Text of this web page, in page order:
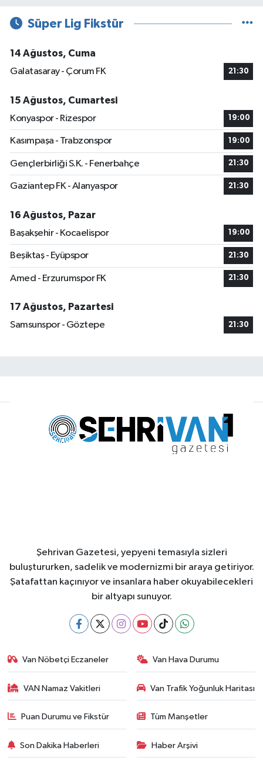
Süper Lig Fikstür
14 Ağustos, Cuma
Galatasaray - Çorum FK
21:30
15 Ağustos, Cumartesi
Konyaspor - Rizespor
19:00
Kasımpaşa - Trabzonspor 19:00
Gençlerbirliği S.K. - Fenerbahçe 21:30
Gaziantep FK - Alanyaspor 21:30
16 Ağustos, Pazar
Başakşehir - Kocaelispor
19:00
Beşiktaş - Eyüpspor 21:30
Amed - Erzurumspor FK 21:30
17 Ağustos, Pazartesi
Samsunspor - Göztepe
21:30
Şehrivan Gazetesi, yepyeni temasıyla sizleri
buluştururken, sadelik ve modernizmi bir araya getiriyor.
Şatafattan kaçınıyor ve insanlara haber okuyabilecekleri
bir altyapı sunuyor.
Van Nöbetçi Eczaneler Van Hava Durumu
VAN Namaz Vakitleri Van Trafik Yoğunluk Haritası
Puan Durumu ve Fikstür Tüm Manşetler
Son Dakika Haberleri Haber Arşivi